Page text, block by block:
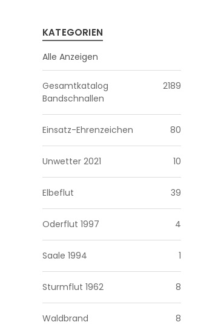
KATEGORIEN
Alle Anzeigen
Gesamtkatalog
Bandschnallen
2189
Einsatz-Ehrenzeichen 80
Unwetter 2021 10
Elbeflut 39
Oderflut 1997 4
Saale 1994 1
Sturmflut 1962 8
Waldbrand 8